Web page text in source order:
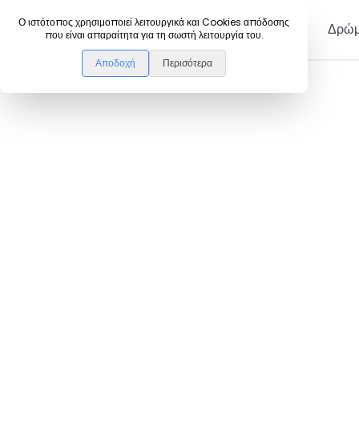
Ο ιστότοπος χρησιμοποιεί λειτουργικά και Cookies απόδοσης
που είναι απαραίτητα για τη σωστή λειτουργία του.
Αποδοχή Περισότερα
DanceLink Μέλη